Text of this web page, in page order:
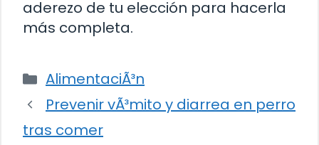
aderezo de tu elección para hacerla
más completa.
Categorías
AlimentaciÃ³n
Prevenir vÃ³mito y diarrea en perro
tras comer